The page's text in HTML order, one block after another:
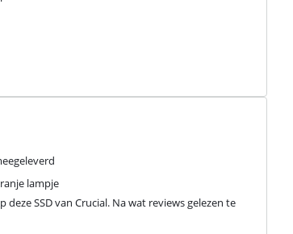
lampje
SSD van Crucial. Na wat reviews gelezen te